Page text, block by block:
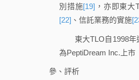
別措施[19] ，亦即東
[22] 、信託業務的實施
東大TLO自1998年運
為PeptiDream Inc.上市
參、評析